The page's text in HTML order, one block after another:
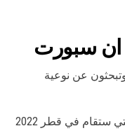
ان سبورت
عن نوعية
مع موعد اقتراب مباريات كأس العالم التي ستقام في قطر 2022